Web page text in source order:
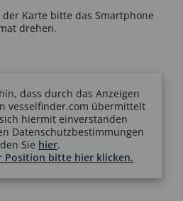
dass durch das Anzeigen
vesselfinder.com übermittelt
hiermit einverstanden
Datenschutzbestimmungen
Sie hier.
Position bitte hier klicken.